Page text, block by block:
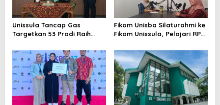
Unissula Tancap Gas
Targetkan 53 Prodi Raih
ACQUIN Lewat Jalur Fast
Track
Fikom Unisba Silaturahmi ke
Fikom Unissula, Pelajari RPL
Laboratorium Unggulan